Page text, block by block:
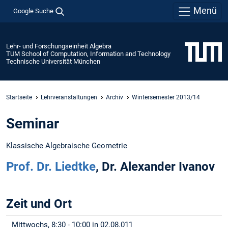
Google Suche Menü
Lehr- und Forschungseinheit Algebra
TUM School of Computation, Information and Technology
Technische Universität München
Startseite Lehrveranstaltungen Archiv Wintersemester 2013/14
Seminar
Klassische Algebraische Geometrie
Prof. Dr. Liedtke, Dr. Alexander Ivanov
Zeit und Ort
Mittwochs, 8:30 - 10:00 in 02.08.011